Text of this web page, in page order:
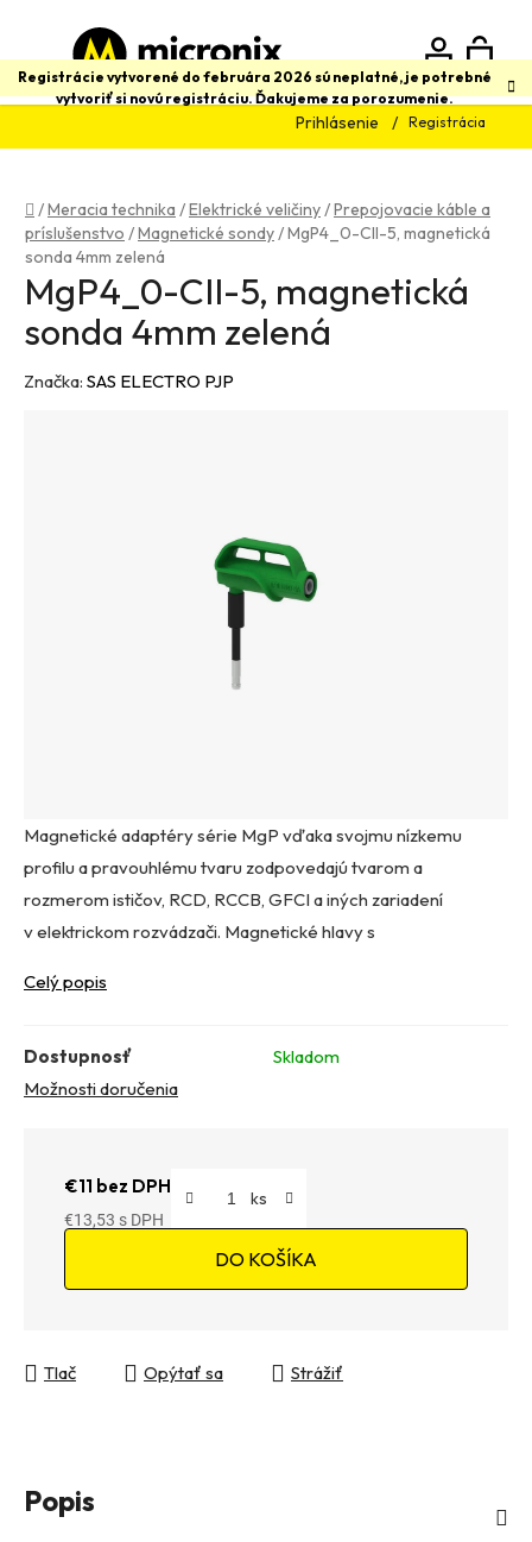
obsah
Registrácie vytvorené do februára 2026 sú neplatné, je potrebné
vytvoriť si novú registráciu. Ďakujeme za porozumenie.
Prihlásenie Registrácia
Hľadať
Domov
/Meracia technika /Elektrické veličiny/Prepojovacie káble a
príslušenstvo /Magnetické sondy/MgP4_0-CII-5, magnetická
sonda 4mm zelená
Magnetické adaptéry série MgP vďaka svojmu nízkemu
profilu a pravouhlému tvaru zodpovedajú tvarom a
rozmerom ističov, RCD, RCCB, GFCI a iných zariadení
v elektrickom rozvádzači. Magnetické hlavy s
Celý popis
Dostupnosť
Skladom
Možnosti doručenia
€11 bez DPH
€13,53
DO KOŠÍKA
Tlač Opýtať sa Strážiť
MgP4_0-CII-5, magnetická
sonda 4mm zelená
Značka: SAS ELECTRO PJP
Popis